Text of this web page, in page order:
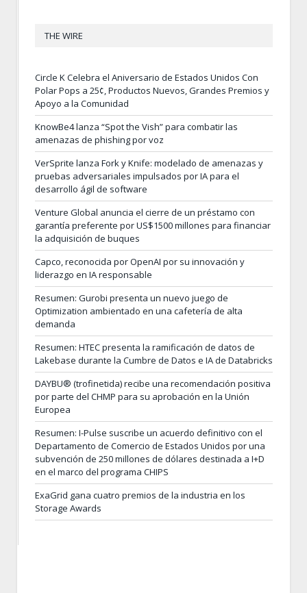
THE WIRE
Circle K Celebra el Aniversario de Estados Unidos Con
Polar Pops a 25¢, Productos Nuevos, Grandes Premios y
Apoyo a la Comunidad
KnowBe4 lanza “Spot the Vish” para combatir las
amenazas de phishing por voz
VerSprite lanza Fork y Knife: modelado de amenazas y
pruebas adversariales impulsados por IA para el
desarrollo ágil de software
Venture Global anuncia el cierre de un préstamo con
garantía preferente por US$1500 millones para financiar
la adquisición de buques
Capco, reconocida por OpenAI por su innovación y
liderazgo en IA responsable
Resumen: Gurobi presenta un nuevo juego de
Optimization ambientado en una cafetería de alta
demanda
Resumen: HTEC presenta la ramificación de datos de
Lakebase durante la Cumbre de Datos e IA de Databricks
DAYBU® (trofinetida) recibe una recomendación positiva
por parte del CHMP para su aprobación en la Unión
Europea
Resumen: I-Pulse suscribe un acuerdo definitivo con el
Departamento de Comercio de Estados Unidos por una
subvención de 250 millones de dólares destinada a I+D
en el marco del programa CHIPS
ExaGrid gana cuatro premios de la industria en los
Storage Awards